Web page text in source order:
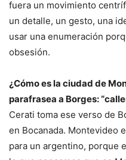
fuera un movimiento
un detalle, un gesto, una
usar una enumeración
obsesión.
¿Cómo es la ciudad de
parafrasea a Borges:
Cerati toma ese verso de
en Bocanada. Montevideo
para un argentino, porque